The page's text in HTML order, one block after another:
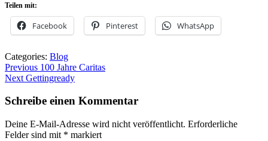
Teilen mit:
Facebook Pinterest WhatsApp
Categories: Blog
Beitragsnavigation
Previous Previous
post:
100 Jahre Caritas
Next Next
Gettingready
Schreibe einen Kommentar
Deine E-Mail-Adresse wird nicht veröffentlicht. Erforderliche
Felder sind mit * markiert